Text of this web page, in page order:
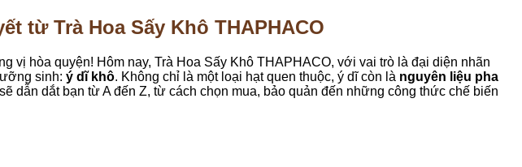
từ Trà Hoa Sấy Khô THAPHACO
vị hòa quyện! Hôm nay, Trà Hoa Sấy Khô THAPHACO, với vai trò là đại diện nhãn
sinh: ý dĩ khô. Không chỉ là một loại hạt quen thuộc, ý dĩ còn là nguyên liệu pha
dẫn dắt bạn từ A đến Z, từ cách chọn mua, bảo quản đến những công thức chế biến